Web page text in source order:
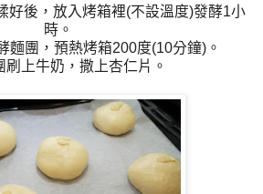
好後，放入烤箱裡(不設溫度)發酵1小
時。
麵團，預熱烤箱200度(10分鐘)。
刷上牛奶，撒上杏仁片。